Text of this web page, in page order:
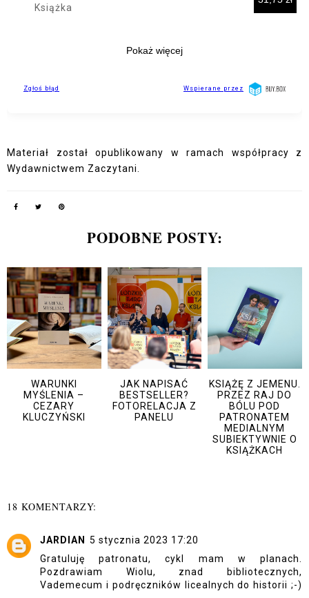
Materiał został opublikowany w ramach współpracy z
Wydawnictwem Zaczytani.
PODOBNE POSTY:
WARUNKI
MYŚLENIA –
CEZARY
KLUCZYŃSKI
JAK NAPISAĆ
BESTSELLER?
FOTORELACJA Z
PANELU
KSIĄŻĘ Z JEMENU.
PRZEZ RAJ DO
BÓLU POD
PATRONATEM
MEDIALNYM
SUBIEKTYWNIE O
KSIĄŻKACH
18 KOMENTARZY:
JARDIAN 5 stycznia 2023 17:20
Gratuluję patronatu, cykl mam w planach.
Pozdrawiam Wiolu, znad bibliotecznych,
Vademecum i podręczników licealnych do historii ;-)